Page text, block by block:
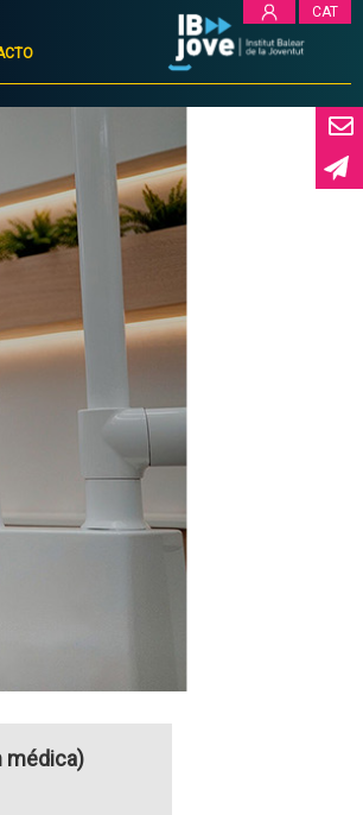
CAT
médica)